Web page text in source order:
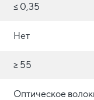
≤ 0,35
Нет
≥ 55
Оптическое